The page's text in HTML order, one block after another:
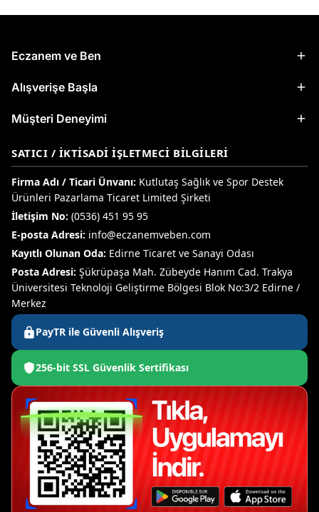
Eczanem ve Ben
Alışverişe Başla
Müşteri Deneyimi
SATICI / İKTISADI İŞLETMECI BILGILERI
Firma Adı / Ticari Ünvanı: Kutlutaş Sağlık ve Spor Destek
Ürünleri Pazarlama Ticaret Limited Şirketi
İletişim No: (0536) 451 95 95
E-posta Adresi: info@eczanemveben.com
Kayıtlı Olunan Oda: Edirne Ticaret ve Sanayi Odası
Posta Adresi: Şükrüpaşa Mah. Zübeyde Hanım Cad. Trakya
Üniversitesi Teknoloji Geliştirme Bölgesi Blok No:3/2 Edirne /
Merkez
PayTR ile Güvenli Alışveriş
256-bit SSL Güvenlik Sertifikası